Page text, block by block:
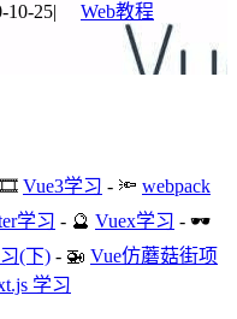
10-25|
Web教程
🎞️ Vue3学习 - 🔦 webpack
学习 - 🔮 Vuex学习 - 🕶️
(下) - 🚁 Vue仿蘑菇街项
学习